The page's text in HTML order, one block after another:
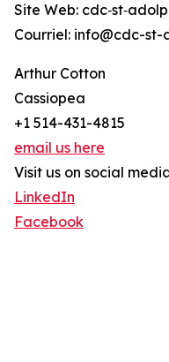
Site Web:
Courriel: info@cdc-st-
Arthur Cotton
Cassiopea
+1 514-431-4815
email us here
Visit us on social
LinkedIn
Facebook